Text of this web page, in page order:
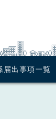
届出事項一覧